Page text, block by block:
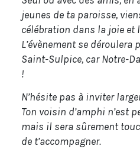
jeunes de ta paroisse,
célébration dans la joie et
L’évènement se
Saint-Sulpice, car Notre-
!
N’hésite pas à inviter
Ton voisin d’amphi n’est
mais il sera sûrement
de t’accompagner.